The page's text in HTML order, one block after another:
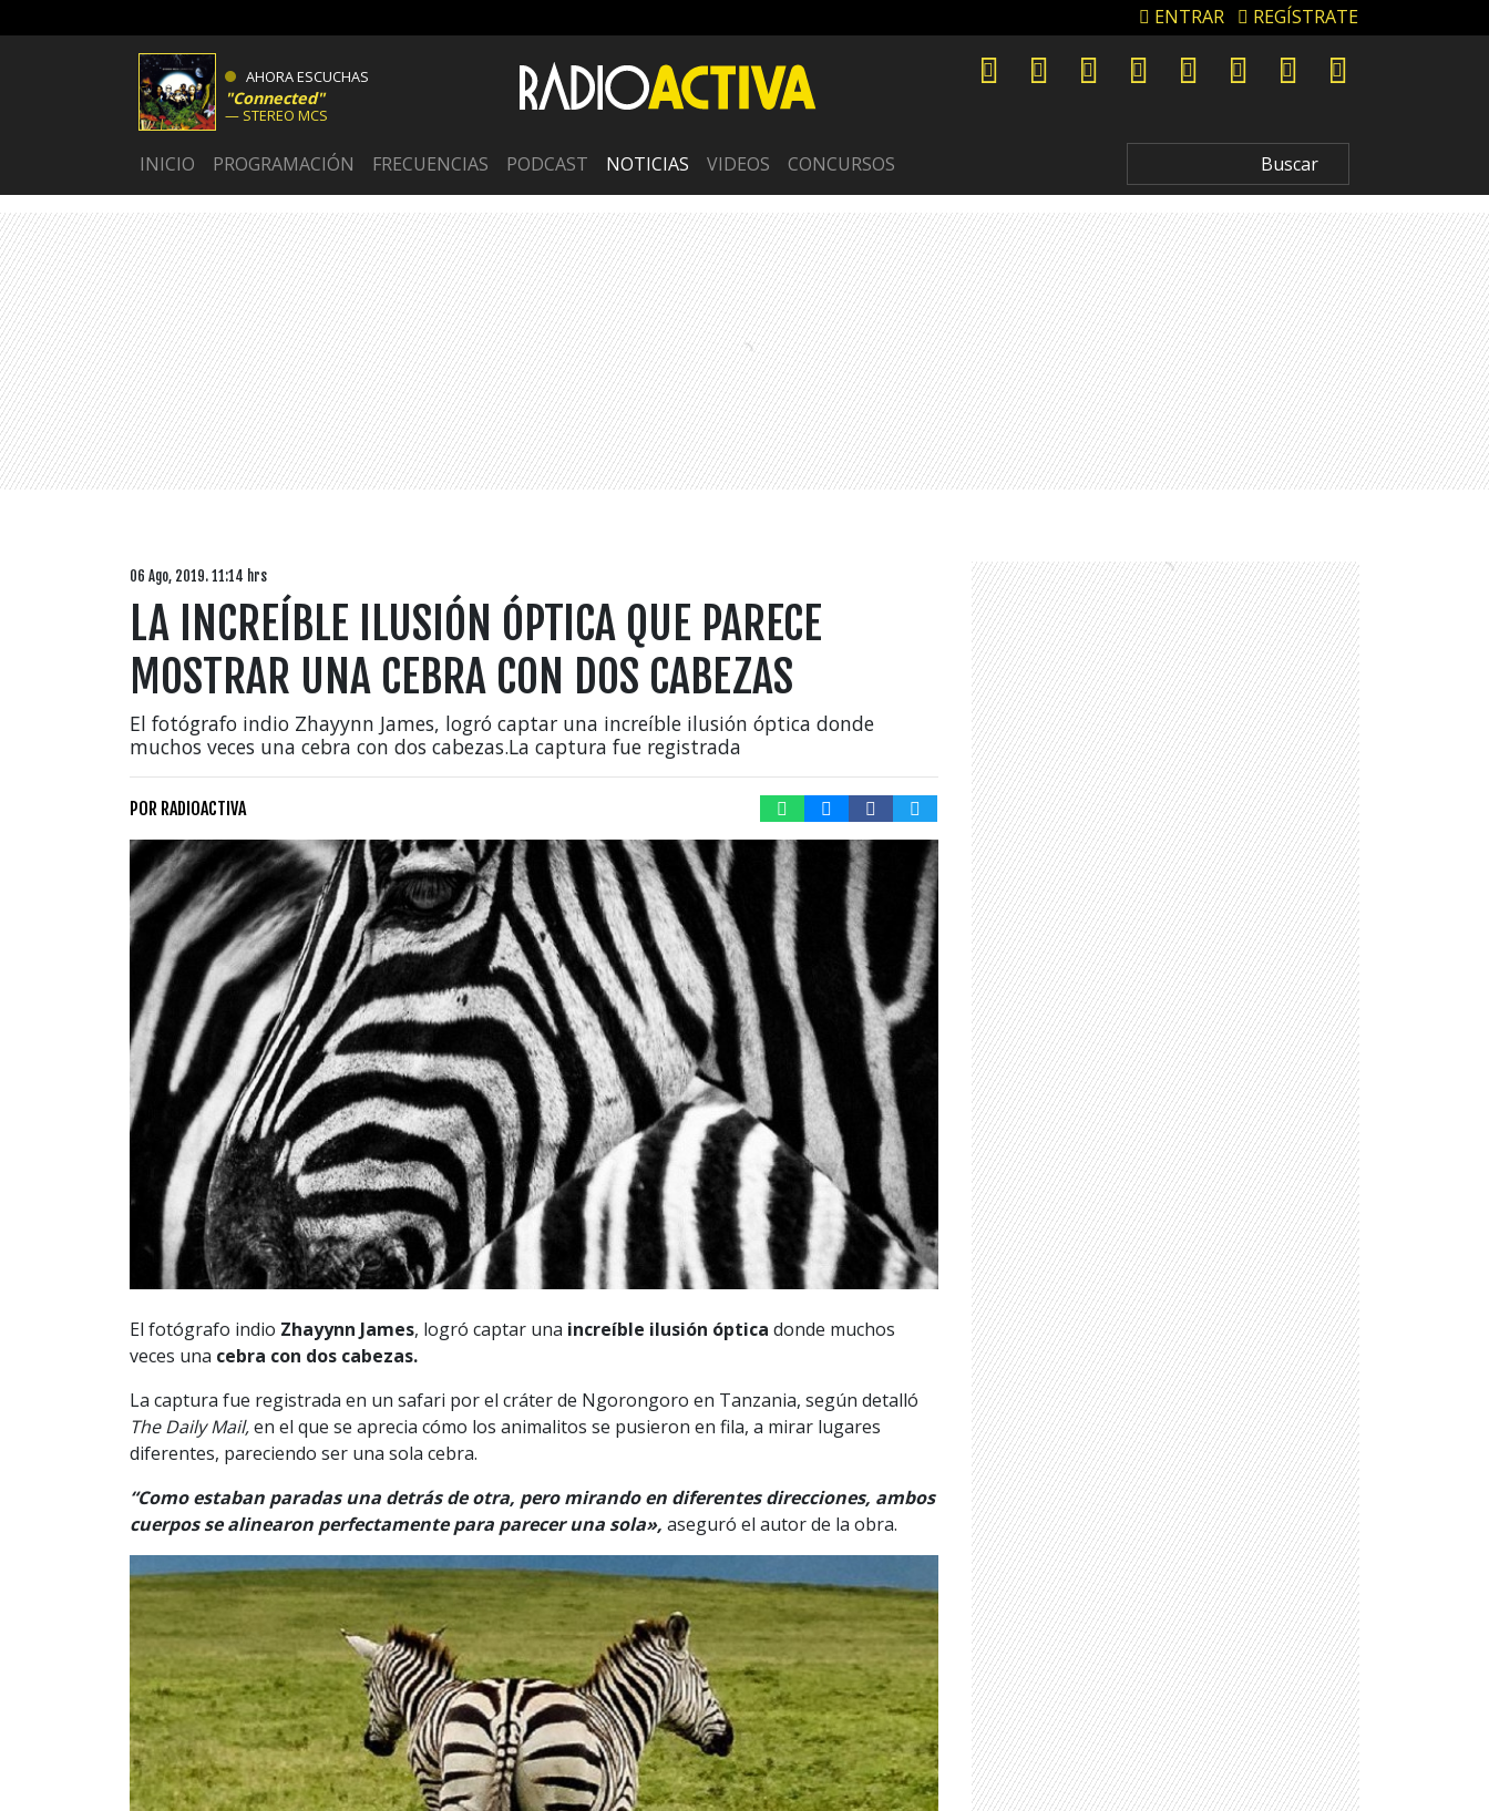
ENTRAR REGÍSTRATE
AHORA ESCUCHAS
Connected
STEREO MCS
INICIO PROGRAMACIÓN FRECUENCIAS PODCAST NOTICIAS VIDEOS CONCURSOS
06 Ago, 2019. 11:14 hrs
LA INCREÍBLE ILUSIÓN ÓPTICA QUE PARECE
MOSTRAR UNA CEBRA CON DOS CABEZAS
El fotógrafo indio Zhayynn James, logró captar una increíble ilusión óptica donde
muchos veces una cebra con dos cabezas.La captura fue registrada
POR RADIOACTIVA
El fotógrafo indio Zhayynn James, logró captar una increíble ilusión óptica donde muchos
veces una cebra con dos cabezas.
La captura fue registrada en un safari por el cráter de Ngorongoro en Tanzania, según detalló
The Daily Mail,en el que se aprecia cómo los animalitos se pusieron en fila, a mirar lugares
diferentes, pareciendo ser una sola cebra.
“Como estaban paradas una detrás de otra, pero mirando en diferentes direcciones, ambos
cuerpos se alinearon perfectamente para parecer una sola», aseguró el autor de la obra.